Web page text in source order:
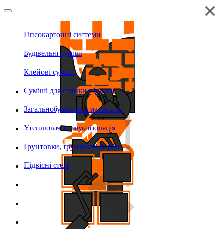
Гіпсокартонні системи
Будівельні суміші
Клейові суміші
Суміші для стяжки підлоги
Загальнобудівельні матеріали
Утеплювач та звукоізоляція
Грунтовки, ґрунтуючі фарби
Підвісні стелі